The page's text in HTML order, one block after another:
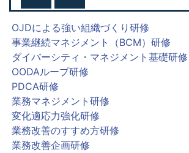
OJDによる強い組織づくり研修
事業継続マネジメント（BCM）研修
ダイバーシティ・マネジメント基礎研修
OODAループ研修
PDCA研修
業務マネジメント研修
変化適応力強化研修
業務改善のすすめ方研修
業務改善企画研修